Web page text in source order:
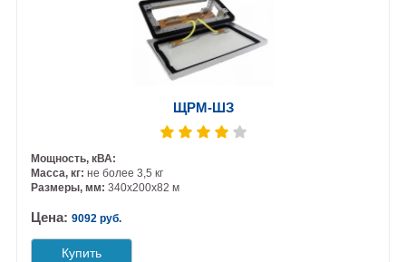
ЩРМ-ШЗ
Мощность, кВА:
Масса, кг:не более 3,5 кг
Размеры, мм:340х200х82 м
Цена:9092 руб.
Купить